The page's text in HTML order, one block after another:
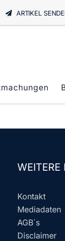
ARTIKEL
WEITERE
Kontakt
Mediadaten
AGB´s
Disclaimer